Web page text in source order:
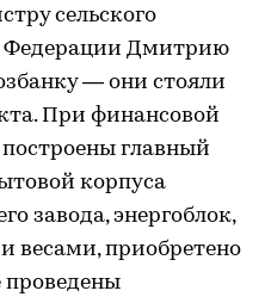
сельского
Федерации Дмитрию
— они стояли
При финансовой
главный
корпуса
завода, энергоблок,
весами, приобретено
проведены